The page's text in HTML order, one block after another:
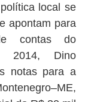
local se
apontam para
contas do
2014, Dino
notas para a